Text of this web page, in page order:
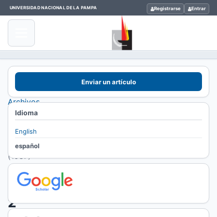
UNIVERSIDAD NACIONAL DE LA PAMPA Registrarse Entrar
Inicio
Archivos
Vol. 2
Núm. 2
(1987)
Vol.
2
Enviar un artículo
Idioma
English
español